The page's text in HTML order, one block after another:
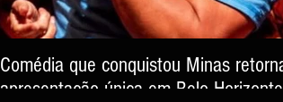
Comédia que conquistou Minas
apresentação única em Belo Horizonte